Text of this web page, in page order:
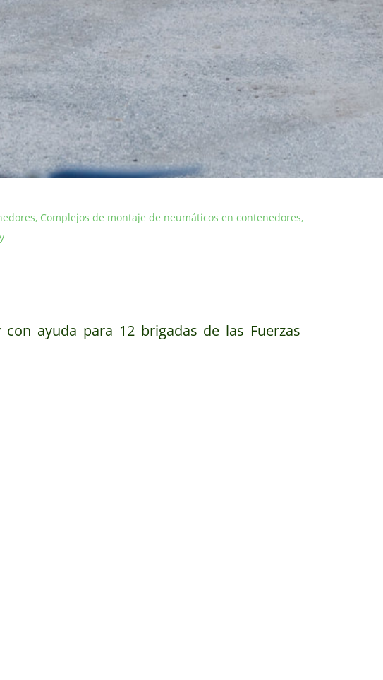
Complejos de montaje de neumáticos en contenedores
ayuda para 12 brigadas de las Fuerzas